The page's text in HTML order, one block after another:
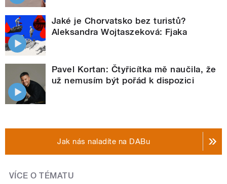
Jaké je Chorvatsko bez turistů?
Aleksandra Wojtaszeková: Fjaka
Pavel Kortan: Čtyřicítka mě naučila, že
už nemusím být pořád k dispozici
Jak nás naladíte na DABu
VÍCE O TÉMATU